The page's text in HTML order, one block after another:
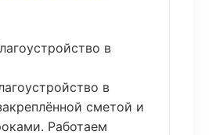
в
в
сметой и
Работаем